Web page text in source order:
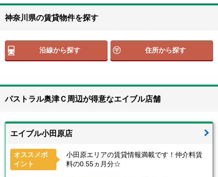
神奈川県の賃貸物件を探す
沿線から探す 住所から探す
パストラル奥津Ｃ周辺が得意なエイブル店舗
エイブル小田原店
オススメポ
イント
小田原エリアの賃貸情報満載です！仲介料賃
料の0.55ヵ月分☆